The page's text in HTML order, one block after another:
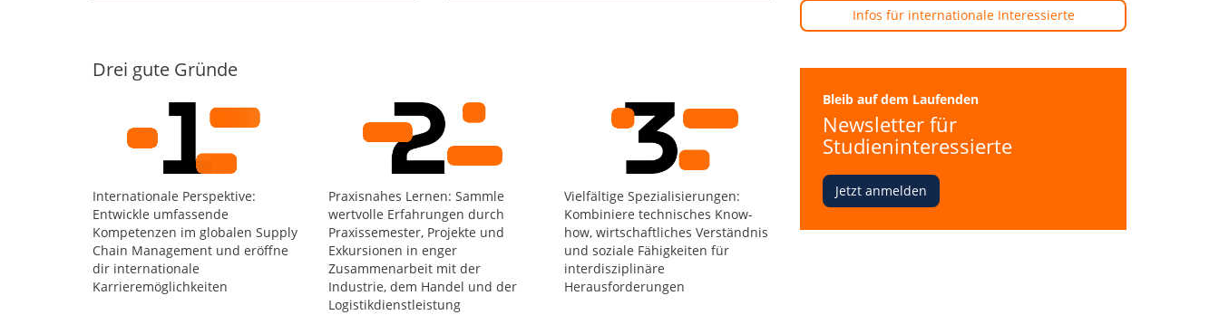
Infos für internationale Interessierte
Bleib auf dem Laufenden
Newsletter für
Studieninteressierte
Jetzt anmelden
Drei gute Gründe
Internationale Perspektive:
Entwickle umfassende
Kompetenzen im globalen Supply
Chain Management und eröffne
dir internationale
Karrieremöglichkeiten
Praxisnahes Lernen: Sammle
wertvolle Erfahrungen durch
Praxissemester, Projekte und
Exkursionen in enger
Zusammenarbeit mit der
Industrie, dem Handel und der
Logistikdienstleistung
Vielfältige Spezialisierungen:
Kombiniere technisches Know-
how, wirtschaftliches Verständnis
und soziale Fähigkeiten für
interdisziplinäre
Herausforderungen